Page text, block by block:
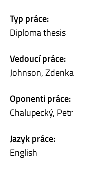
Typ práce:
Diploma thesis
Vedoucí práce:
Johnson, Zdenka
Oponenti práce:
Chalupecký, Petr
Jazyk práce:
English